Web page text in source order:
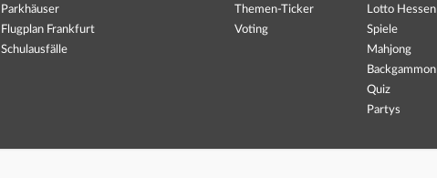
Parkhäuser
Flugplan Frankfurt
Schulausfälle
Themen-Ticker
Voting
Lotto Hessen
Spiele
Mahjong
Backgammon
Quiz
Partys